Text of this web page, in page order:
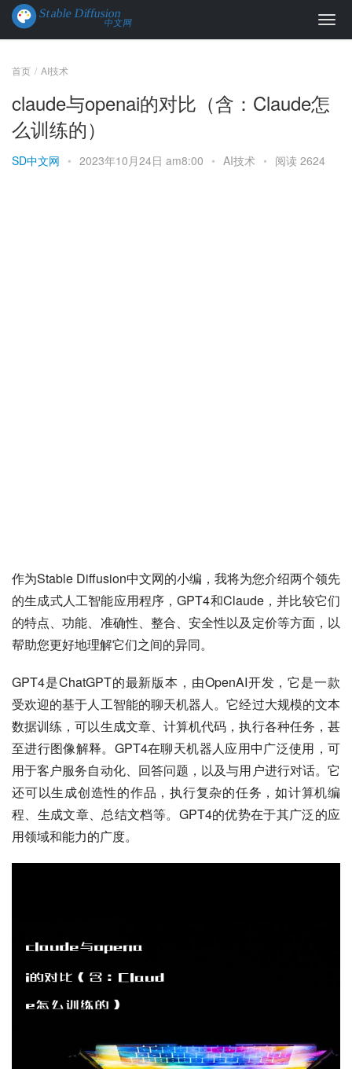
首页 AI技术
claude与openai的对比（含：Claude怎
么训练的）
SD中文网 • 2023年10月24日 am8:00 • AI技术 • 阅读 2624
作为Stable Diffusion中文网的小编，我将为您介绍两个领先
的生成式人工智能应用程序，GPT4和Claude，并比较它们
的特点、功能、准确性、整合、安全性以及定价等方面，以
帮助您更好地理解它们之间的异同。
GPT4是ChatGPT的最新版本，由OpenAI开发，它是一款
受欢迎的基于人工智能的聊天机器人。它经过大规模的文本
数据训练，可以生成文章、计算机代码，执行各种任务，甚
至进行图像解释。GPT4在聊天机器人应用中广泛使用，可
用于客户服务自动化、回答问题，以及与用户进行对话。它
还可以生成创造性的作品，执行复杂的任务，如计算机编
程、生成文章、总结文档等。GPT4的优势在于其广泛的应
用领域和能力的广度。